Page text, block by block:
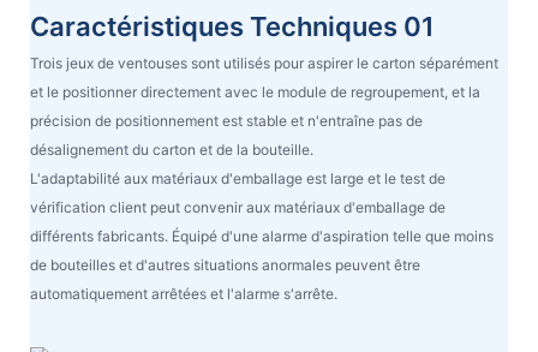
Caractéristiques Techniques 01
Trois jeux de ventouses sont utilisés pour aspirer le carton séparément
et le positionner directement avec le module de regroupement, et la
précision de positionnement est stable et n'entraîne pas de
désalignement du carton et de la bouteille.
L'adaptabilité aux matériaux d'emballage est large et le test de
vérification client peut convenir aux matériaux d'emballage de
différents fabricants. Équipé d'une alarme d'aspiration telle que moins
de bouteilles et d'autres situations anormales peuvent être
automatiquement arrêtées et l'alarme s'arrête.